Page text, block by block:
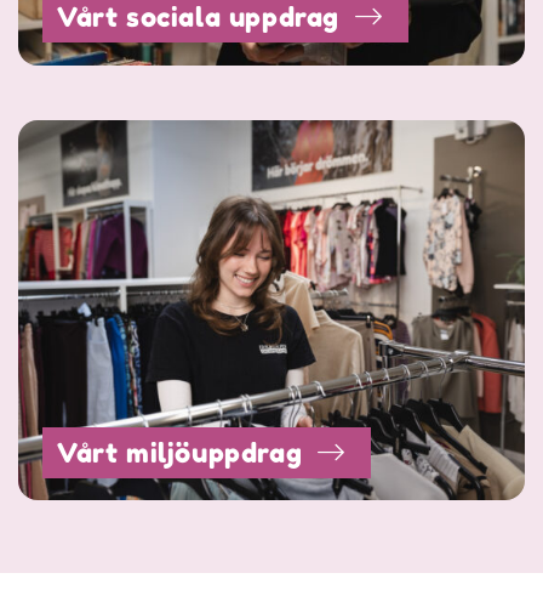
Vårt sociala uppdrag
Vårt miljöuppdrag